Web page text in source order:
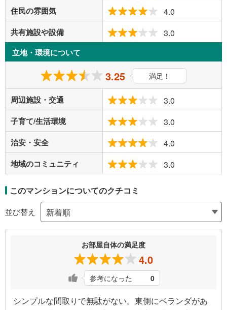
住民の雰囲気 4.0
共有施設や設備 3.0
立地・環境について
3.25 満足！
周辺施設・交通 3.0
子育て/生活環境 3.0
治安・安全 4.0
地域のコミュニティ 3.0
このマンションについてのクチコミ
並び替え
お部屋自体の満足度
4.0
参考になった 0
シンプルな間取りで無駄がない。東側にベランダがあ